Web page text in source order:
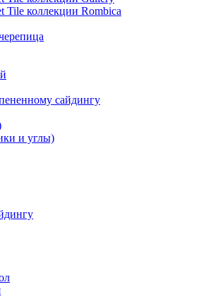
Tile коллекции Rombica
сайдингу
и углы)